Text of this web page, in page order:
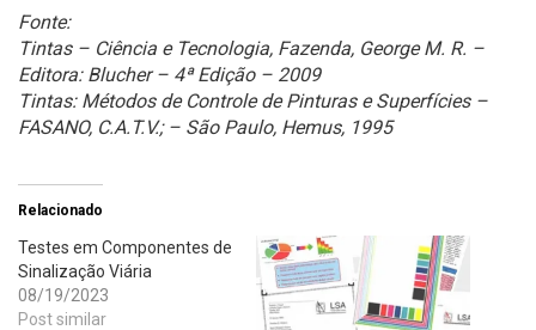
Fonte:
Tintas – Ciência e Tecnologia, Fazenda, George M. R. –
Editora: Blucher – 4ª Edição – 2009
Tintas: Métodos de Controle de Pinturas e Superfícies –
FASANO, C.A.T.V.; – São Paulo, Hemus, 1995
Relacionado
Testes em Componentes de
Sinalização Viária
08/19/2023
Post similar